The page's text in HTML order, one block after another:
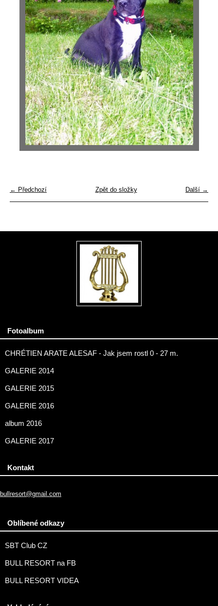
← Předchozí Další →
Zpět do složky
Fotoalbum
CHRÉTIEN ARATE ALESAF - Jak jsem rostl 0 - 27 m.
GALERIE 2014
GALERIE 2015
GALERIE 2016
album 2016
GALERIE 2017
Kontakt
bullresort@gmail.com
Oblíbené odkazy
SBT Club CZ
BULL RESORT na FB
BULL RESORT VIDEA